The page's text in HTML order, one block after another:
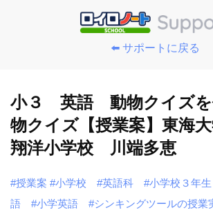
⬅️ サポートに戻る
小３ 英語 動物クイズ
物クイズ【授業案】東海
翔洋小学校 川端多恵
#授業案 #小学校 #英語科 #小学校３年生
語
#小学英語 #シンキングツールの授業